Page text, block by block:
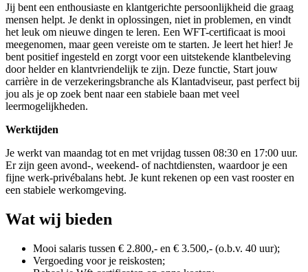
Jij bent een enthousiaste en klantgerichte persoonlijkheid die graag
mensen helpt. Je denkt in oplossingen, niet in problemen, en vindt
het leuk om nieuwe dingen te leren. Een WFT-certificaat is mooi
meegenomen, maar geen vereiste om te starten. Je leert het hier! Je
bent positief ingesteld en zorgt voor een uitstekende klantbeleving
door helder en klantvriendelijk te zijn. Deze functie, Start jouw
carrière in de verzekeringsbranche als Klantadviseur, past perfect bij
jou als je op zoek bent naar een stabiele baan met veel
leermogelijkheden.
Werktijden
Je werkt van maandag tot en met vrijdag tussen 08:30 en 17:00 uur.
Er zijn geen avond-, weekend- of nachtdiensten, waardoor je een
fijne werk-privébalans hebt. Je kunt rekenen op een vast rooster en
een stabiele werkomgeving.
Wat wij bieden
Mooi salaris tussen € 2.800,- en € 3.500,- (o.b.v. 40 uur);
Vergoeding voor je reiskosten;